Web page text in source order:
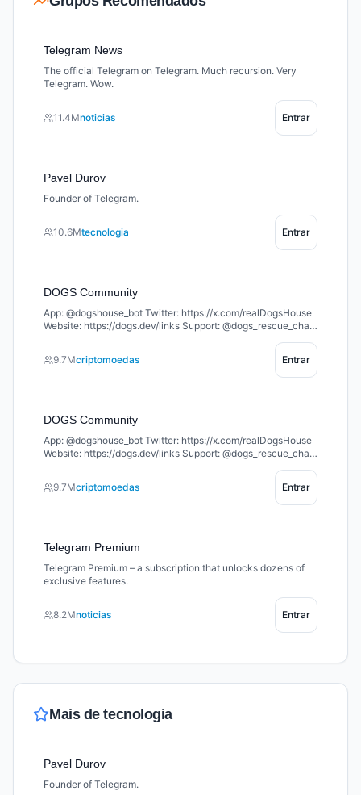
Telegram News
The official Telegram on Telegram. Much recursion. Very
Telegram. Wow.
11.4Mnoticias Entrar
Pavel Durov
Founder of Telegram.
10.6Mtecnologia Entrar
DOGS Community
App: @dogshouse_bot Twitter: https://x.com/realDogsHouse
Website: https://dogs.dev/links Support: @dogs_rescue_chat
9.7Mcriptomoedas Entrar
DOGS Community
App: @dogshouse_bot Twitter: https://x.com/realDogsHouse
Website: https://dogs.dev/links Support: @dogs_rescue_chat
9.7Mcriptomoedas Entrar
Telegram Premium
Telegram Premium – a subscription that unlocks dozens of
exclusive features.
8.2Mnoticias Entrar
Mais detecnologia
Pavel Durov
Founder of Telegram.